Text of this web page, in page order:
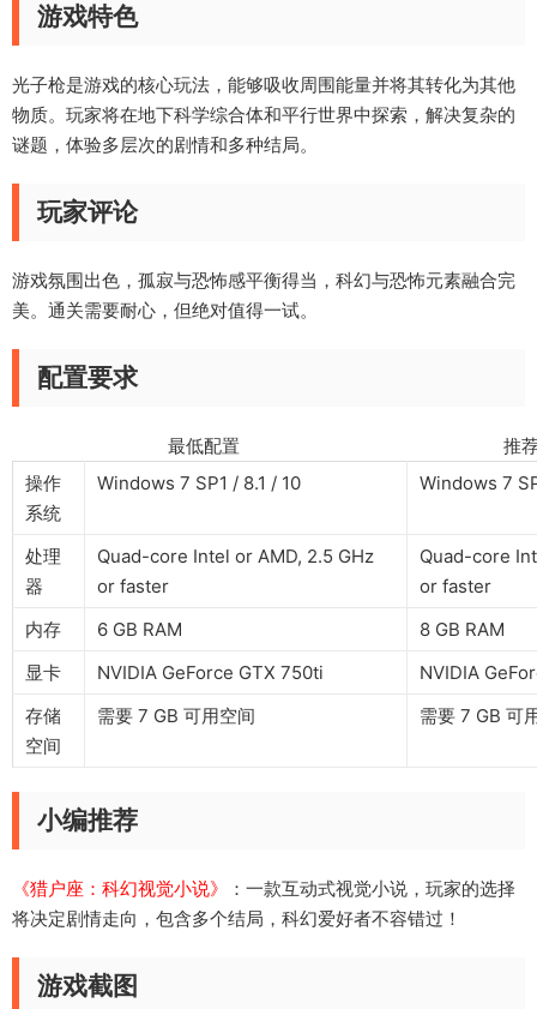
游戏特色
光子枪是游戏的核心玩法，能够吸收周围能量并将其转化为其他
物质。玩家将在地下科学综合体和平行世界中探索，解决复杂的
谜题，体验多层次的剧情和多种结局。
玩家评论
游戏氛围出色，孤寂与恐怖感平衡得当，科幻与恐怖元素融合完
美。通关需要耐心，但绝对值得一试。
配置要求
最低配置 推荐配
操作
系统
Windows 7 SP1 / 8.1 / 10 Windows 7
处理
器
Quad-core Intel or AMD, 2.5 GHz
or faster
Quad-core
or faster
内存
6 GB RAM
8 GB RAM
显卡
NVIDIA GeForce GTX 750ti
NVIDIA
存储
空间
需要 7 GB 可用空间 需要 7 GB 可
小编推荐
《猎户座：科幻视觉小说》
：一款互动式视觉小说，玩家的选择
将决定剧情走向，包含多个结局，科幻爱好者不容错过！
游戏截图